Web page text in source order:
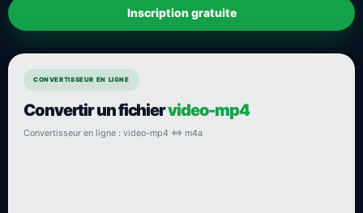
Inscription gratuite
CONVERTISSEUR EN LIGNE
Convertir un fichiervideo-mp4
Convertisseur en ligne : video-mp4 ⇔ m4a